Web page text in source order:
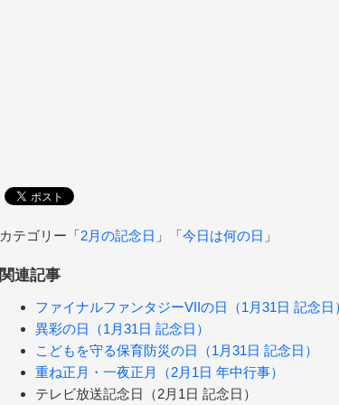
カテゴリー「2月の記念日 」「今日は何の日 」
関連記事
ファイナルファンタジーVIIの日（1月31日 記念日
異彩の日（1月31日 記念日）
こどもを守る保育防災の日（1月31日 記念日）
重ね正月・一夜正月（2月1日 年中行事）
テレビ放送記念日（2月1日 記念日）